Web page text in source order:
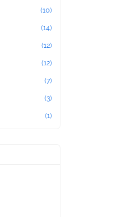
(10)
(14)
(12)
(12)
(7)
(3)
(1)